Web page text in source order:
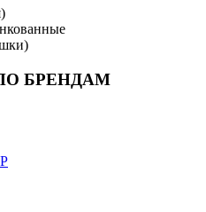
БРЕНДАМ